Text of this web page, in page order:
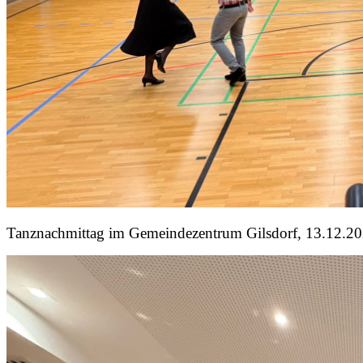
Tanznachmittag im Gemeindezentrum Gilsdorf,